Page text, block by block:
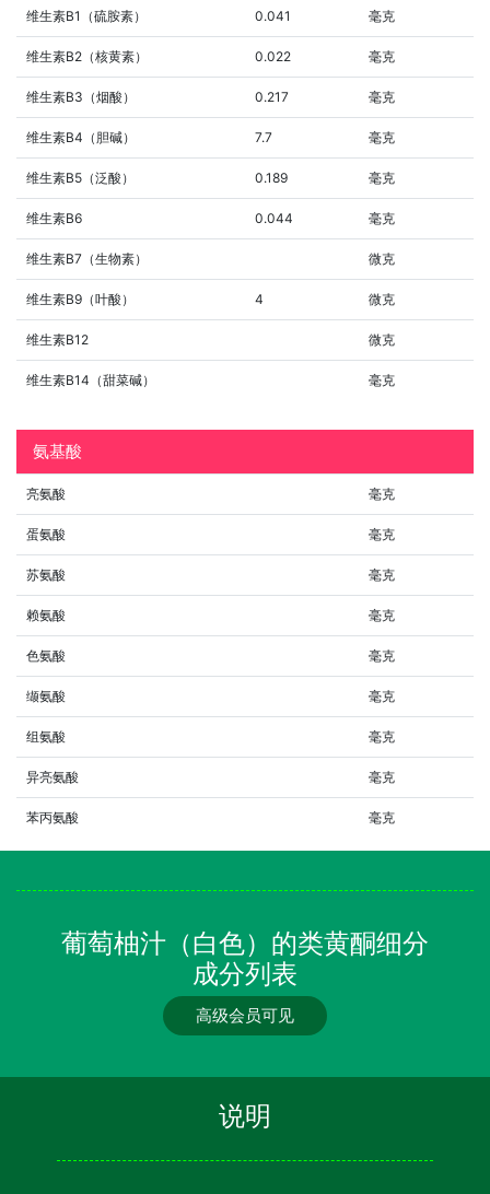
维生素B1（硫胺素） 0.041 毫克
维生素B2（核黄素） 0.022 毫克
维生素B3（烟酸） 0.217 毫克
维生素B4（胆碱） 7.7 毫克
维生素B5（泛酸） 0.189 毫克
维生素B6 0.044 毫克
维生素B7（生物素） 微克
维生素B9（叶酸） 4 微克
维生素B12 微克
维生素B14（甜菜碱） 毫克
氨基酸
亮氨酸 毫克
蛋氨酸 毫克
苏氨酸 毫克
赖氨酸 毫克
色氨酸 毫克
缬氨酸 毫克
组氨酸 毫克
异亮氨酸 毫克
苯丙氨酸 毫克
葡萄柚汁（白色）的类黄酮细分
成分列表
高级会员可见
说明